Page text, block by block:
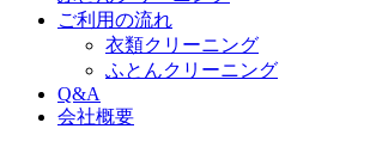
ご利用の流れ
衣類クリーニング
ふとんクリーニング
Q&A
会社概要